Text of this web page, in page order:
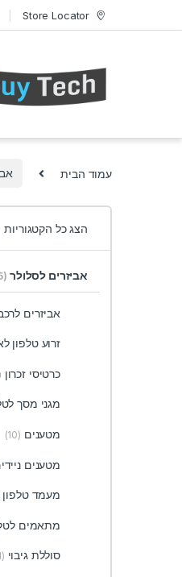
Skip to navigation
Store Locator
עמוד הבית
הצג כל הקטגוריות
אביזרים לסלולר (85)
אביזרים
זרוע טלפון
כרטיסי זכרון (4)
מגני מסך
מטענים (10)
מטענים
מעמד טלפון
מתאמים
סוללת גיבוי (1)